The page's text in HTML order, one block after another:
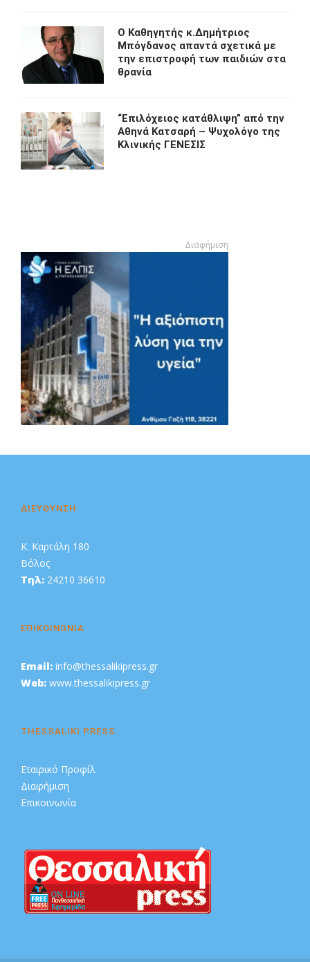
O Kαθηγητής κ.Δημήτριος
Μπόγδανος απαντά σχετικά με
την επιστροφή των παιδιών στα
θρανία
“Eπιλόχειος κατάθλιψη” από την
Αθηνά Κατσαρή – Ψυχολόγο της
Κλινικής ΓΕΝΕΣΙΣ
Διαφήμιση
ΔΙΕΥΘΥΝΣΗ
Κ. Καρτάλη 180
Βόλος
Τηλ: 24210 36610
ΕΠΙΚΟΙΝΩΝΙΑ
Email: info@thessalikipress.gr
Web: www.thessalikipress.gr
THESSALIKI PRESS
Εταιρικό Προφίλ
Διαφήμιση
Επικοινωνία